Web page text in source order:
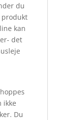
du
produkt
kan
det
ikke
Du